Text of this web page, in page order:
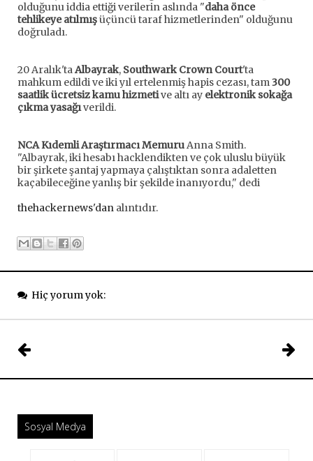
olduğunu iddia ettiği verilerin aslında "daha önce
tehlikeye atılmışüçüncü taraf hizmetlerinden" olduğunu
doğruladı.
20 Aralık'taAlbayrak, Southwark Crown Court'ta
mahkum edildi ve iki yıl ertelenmiş hapis cezası, tam300
saatlik ücretsiz kamu hizmetive altı ay elektronik sokağa
çıkma yasağıverildi.
NCA Kıdemli Araştırmacı MemuruAnna Smith.
"Albayrak, iki hesabı hacklendikten ve çok uluslu büyük
bir şirkete şantaj yapmaya çalıştıktan sonra adaletten
kaçabileceğine yanlış bir şekilde inanıyordu," dedi
thehackernews'dan alıntıdır.
Hiç yorum yok:
Sosyal Medya